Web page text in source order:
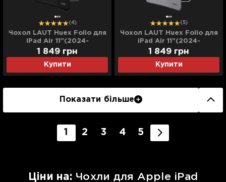
(4)
Чохол LAUT Huex Folio для
iPad Air 11"(2024-
2026)/Pro 11 (2022-2018)
(Black)
Купити
1 849 грн
(5)
Чохол LAUT Huex Folio для
iPad Air 11"(2024-
2026)/Pro 11 (2022-2018)
(Gray)
Купити
1 849 грн
Показати більше
1 2 3 4 5
Цiни на: Чохли для Apple iPad